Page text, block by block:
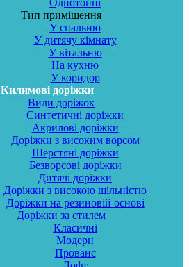
Однотонні
Тип приміщення
У спальню
У дитячу кімнату
У вітальню
На кухню
У коридор
Килимові доріжки
Види доріжок
Синтетичні доріжки
Акрилові доріжки
Доріжки з високим ворсом
Шерстяні доріжки
Безворсові доріжки
Дитячі доріжки
Доріжки з високою щільністю
Доріжки на резиновій основі
Доріжки за стилем
Класичні
Модерн
Прованс